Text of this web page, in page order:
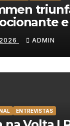
vitória da
Polónia
ADMIN
ENTREVISTAS